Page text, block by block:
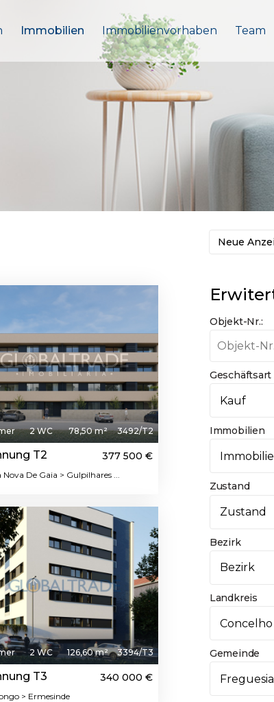
Immobilien Immobilienvorhaben Team
2 WC 78,50 m² 3492/T2
T2 377 500 €
Nova De Gaia > Gulpilhares ...
Featured
2 WC 126,60 m² 3394/T3
T3 340 000 €
> Ermesinde
Objekt-Nr.:
Geschäftsart
Immobilien
Zustand
Bezirk
Landkreis
Gemeinde